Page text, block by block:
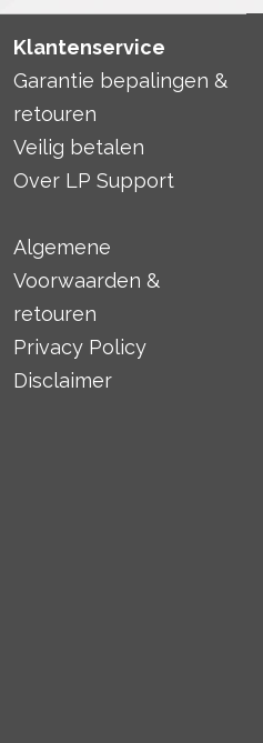
Klantenservice
Garantie bepalingen &
retouren
Veilig betalen
Over LP Support
Algemene
Voorwaarden &
retouren
Privacy Policy
Disclaimer